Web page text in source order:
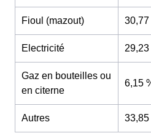
Fioul (mazout) 30,77
Electricité 29,23
Gaz en bouteilles ou
en citerne
6,15
Autres 33,85